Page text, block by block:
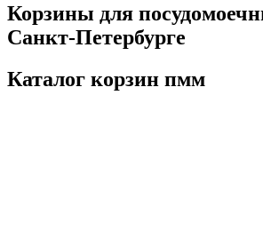
Корзины для
Санкт-Петербурге
Каталог корзин пмм